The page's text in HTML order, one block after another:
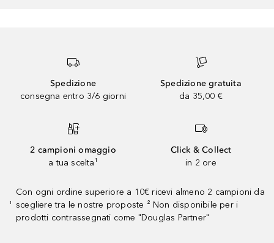
Spedizione
consegna entro 3/6 giorni
Spedizione gratuita
da 35,00 €
2 campioni omaggio
a tua scelta¹
Click & Collect
in 2 ore
¹
Con ogni ordine superiore a 10€ ricevi almeno 2 campioni da
scegliere tra le nostre proposte ² Non disponibile per i
prodotti contrassegnati come "Douglas Partner"